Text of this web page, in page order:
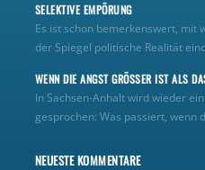
SELEKTIVE EMPÖRUNG
Es ist schon bemerkenswert, mit
der Spiegel politische Realität
WENN DIE ANGST GRÖSSER IST ALS
In Sachsen-Anhalt wird wieder
gesprochen: Was passiert, wenn
NEUESTE KOMMENTARE